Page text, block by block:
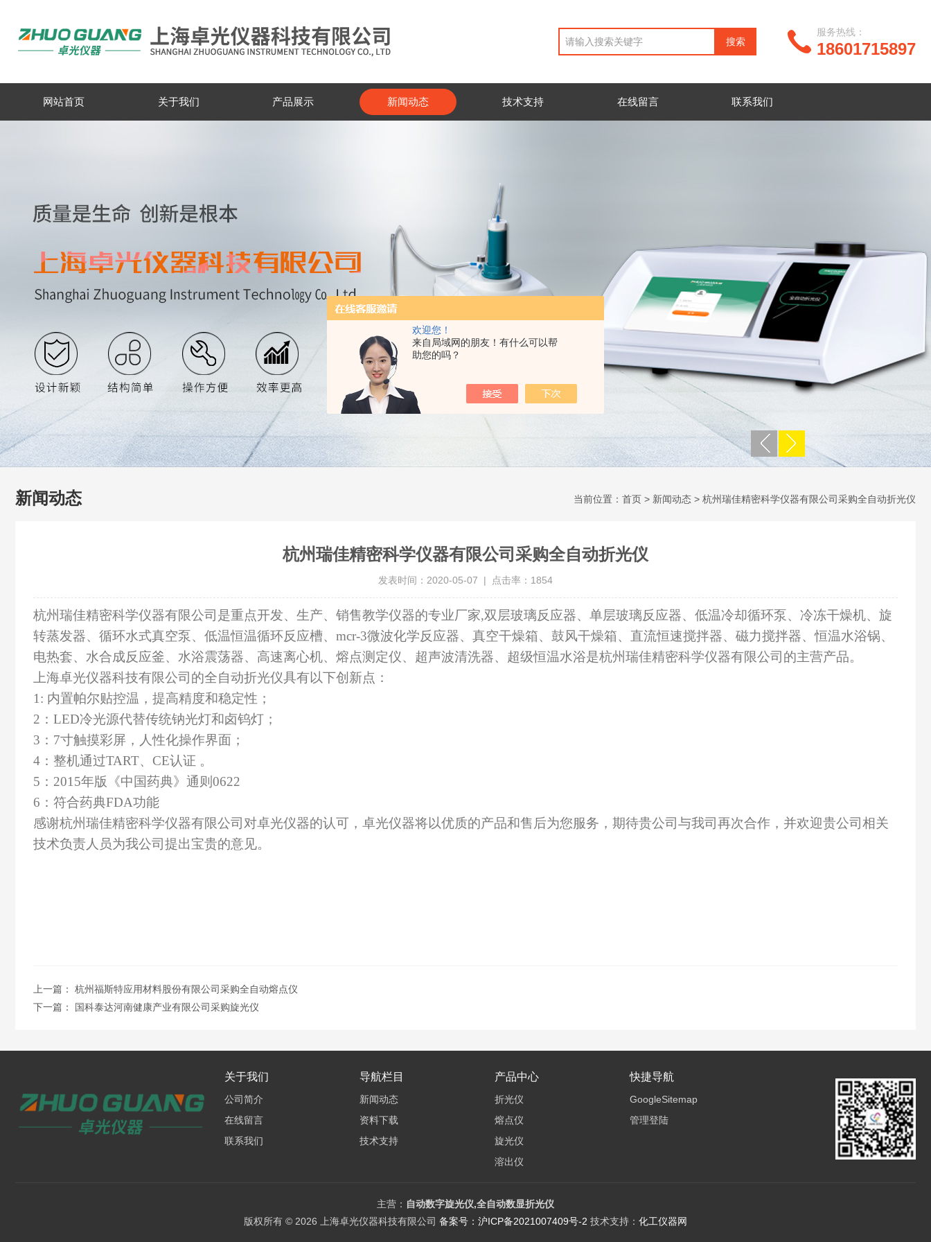
欢迎您！
来自局域网的朋友！有什么可以帮
助您的吗？
18601715897
服务热线：
网站首页 关于我们 产品展示 新闻动态 技术支持 在线留言 联系我们
新闻动态 当前位置： 首页 > 新闻动态 > 杭州瑞佳精密科学仪器有限公司采购全自动折光仪
杭州瑞佳精密科学仪器有限公司采购全自动折光仪
发表时间：2020-05-07 | 点击率：1854
杭州瑞佳精密科学仪器有限公司是重点开发、生产、销售教学仪器的专业厂家,双层玻璃反应器、单层玻璃反应器、低温冷却循环泵、冷冻干燥机、旋
转蒸发器、循环水式真空泵、低温恒温循环反应槽、mcr-3微波化学反应器、真空干燥箱、鼓风干燥箱、直流恒速搅拌器、磁力搅拌器、恒温水浴锅、
电热套、水合成反应釜、水浴震荡器、高速离心机、熔点测定仪、超声波清洗器、超级恒温水浴是杭州瑞佳精密科学仪器有限公司的主营产品。
上海卓光仪器科技有限公司的全自动折光仪具有以下创新点：
1: 内置帕尔贴控温，提高精度和稳定性；
2 ： LED冷光源代替传统钠光灯和卤钨灯；
3 ： 7寸触摸彩屏，人性化操作界面；
4 ：整机通过TART、 CE认证 。
5：2015年版《中国药典》通则 0622
6：符合药典FDA功能
感谢杭州瑞佳精密科学仪器有限公司对卓光仪器的认可，卓光仪器将以优质的产品和售后为您服务，期待贵公司与我司再次合作，并欢迎贵公司相关
技术负责人员为我公司提出宝贵的意见。
上一篇： 杭州福斯特应用材料股份有限公司采购全自动熔点仪
下一篇：
国科泰达河南健康产业有限公司采购旋光仪
关于我们
公司简介
在线留言
联系我们
导航栏目
新闻动态
资料下载
技术支持
产品中心
折光仪
熔点仪
旋光仪
溶出仪
差示热分析仪
紫外/可见分光光度计
快捷导航
GoogleSitemap
管理登陆
主营： 自动数字旋光仪,全自动数显折光仪
版权所有 © 2026 上海卓光仪器科技有限公司 备案号：沪ICP备2021007409号-2 技术支持： 化工仪器网